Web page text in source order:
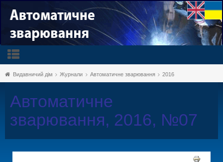
Видавничий дім Журнали Автоматичне зварювання 2016
Автоматичне
зварювання, 2016, №07